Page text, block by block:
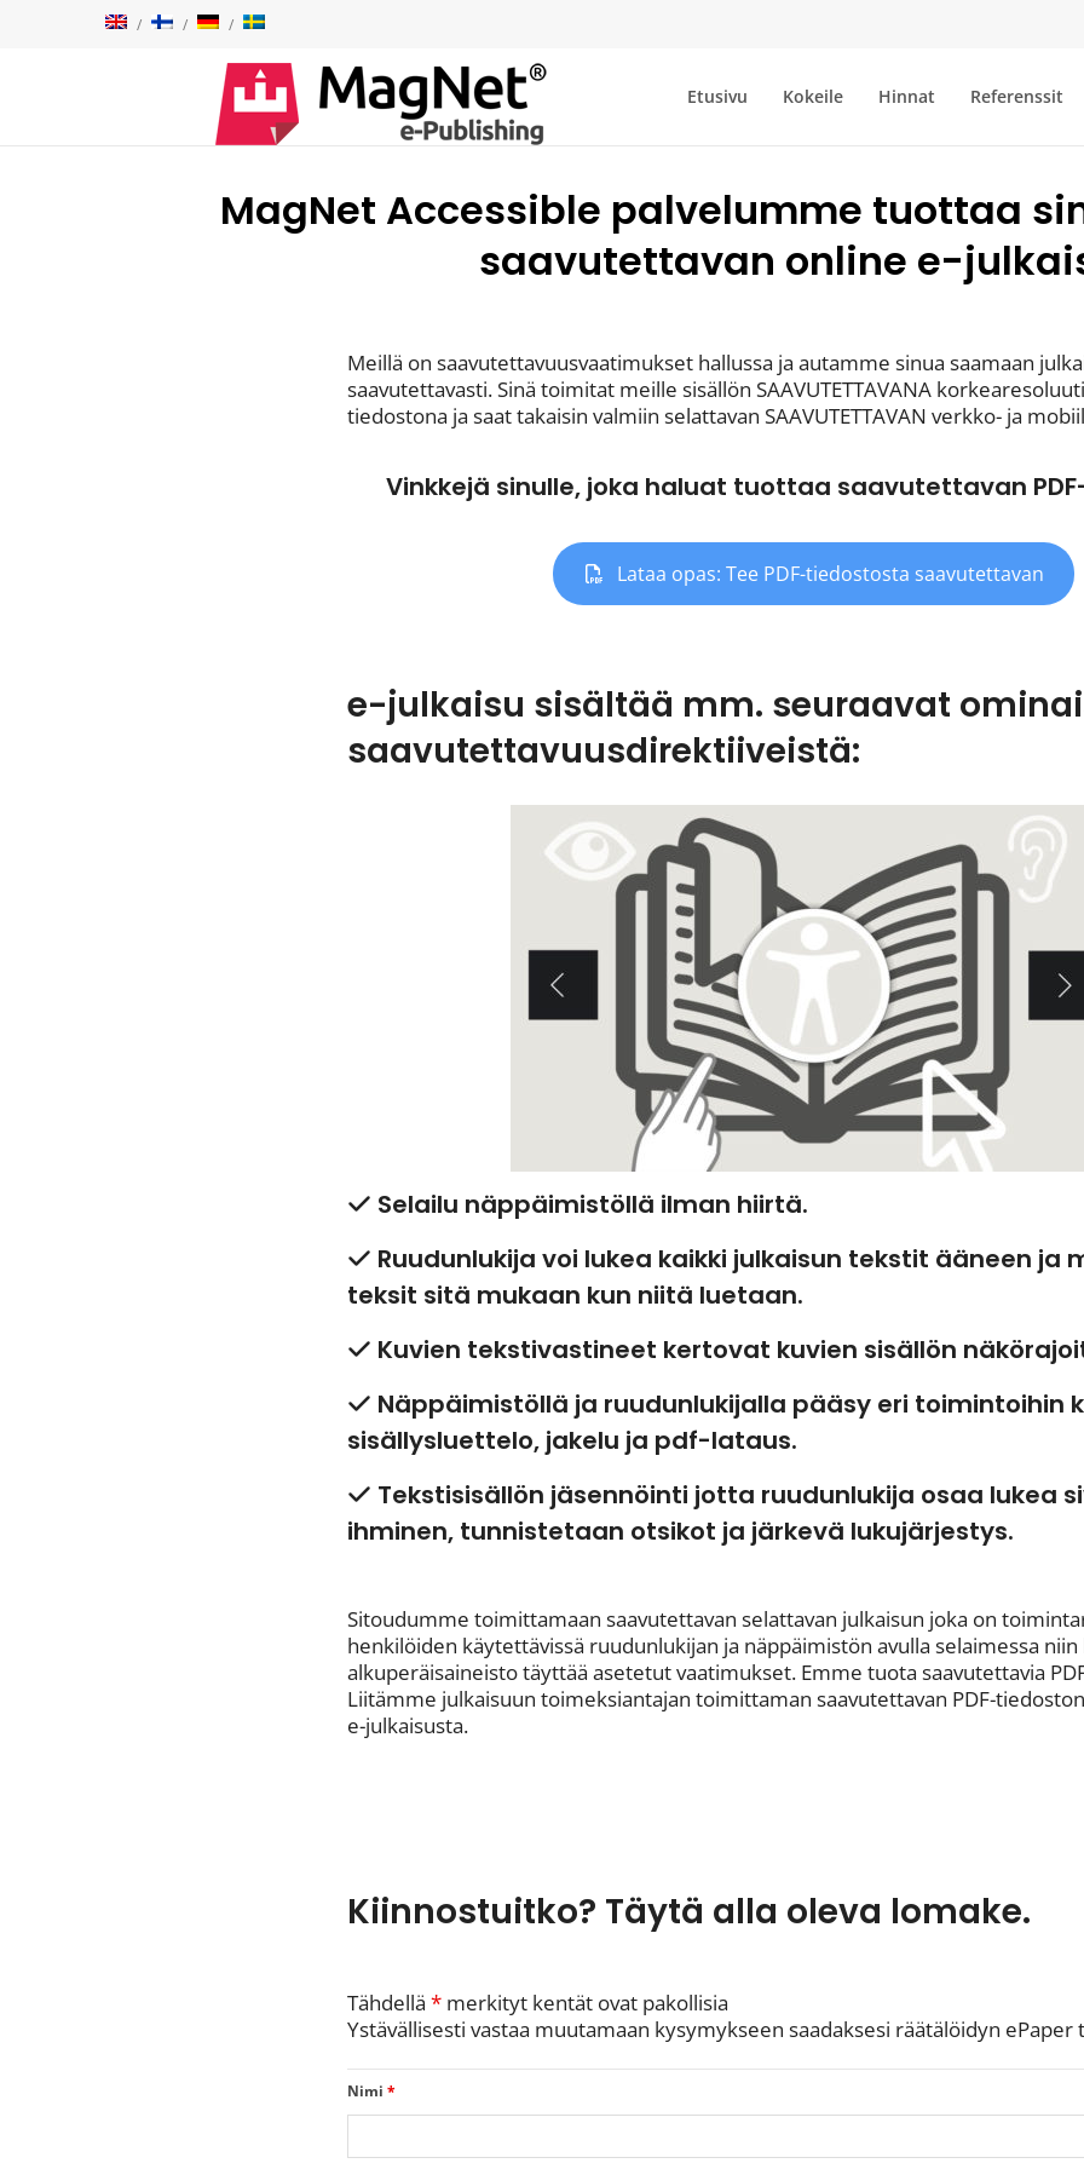
Etusivu Kokeile Hinnat Referenssit
MagNet Accessible palvelumme tuottaa
saavutettavan online e-
Meillä on saavutettavuusvaatimukset hallussa ja autamme sinua saamaan
saavutettavasti. Sinä toimitat meille sisällön SAAVUTETTAVANA
tiedostona ja saat takaisin valmiin selattavan SAAVUTETTAVAN verkko- ja
Vinkkejä sinulle, joka haluat tuottaa saavutettavan
Lataa opas: Tee PDF-tiedostosta saavutettavan
e-julkaisu sisältää mm. seuraavat
saavutettavuusdirektiiveistä:
Selailu näppäimistöllä ilman hiirtä.
Ruudunlukija voi lukea kaikki julkaisun tekstit ääneen ja
teksit sitä mukaan kun niitä luetaan.
Kuvien tekstivastineet kertovat kuvien sisällön
Näppäimistöllä ja ruudunlukijalla pääsy eri toimintoihin
sisällysluettelo, jakelu ja pdf-lataus.
Tekstisisällön jäsennöinti jotta ruudunlukija osaa lukea
ihminen, tunnistetaan otsikot ja järkevä lukujärjestys.
Sitoudumme toimittamaan saavutettavan selattavan julkaisun joka on
henkilöiden käytettävissä ruudunlukijan ja näppäimistön avulla selaimessa niin
alkuperäisaineisto täyttää asetetut vaatimukset. Emme tuota saavutettavia
Liitämme julkaisuun toimeksiantajan toimittaman saavutettavan PDF-
e-julkaisusta.
Kiinnostuitko? Täytä alla oleva lomake.
Tähdellä * merkityt kentät ovat pakollisia
Ystävällisesti vastaa muutamaan kysymykseen saadaksesi räätälöidyn ePaper
Nimi *